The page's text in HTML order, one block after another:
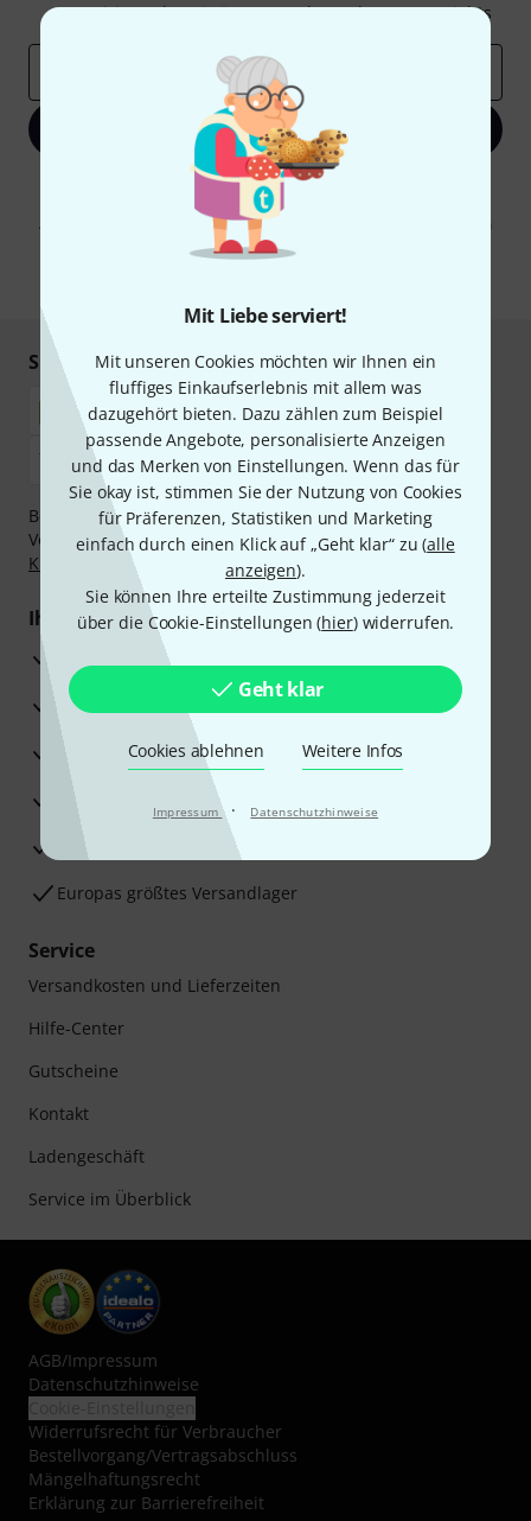
Mit Liebe serviert!
Mit unseren Cookies möchten wir Ihnen ein
fluffiges Einkaufserlebnis mit allem was
dazugehört bieten. Dazu zählen zum Beispiel
passende Angebote, personalisierte Anzeigen
und das Merken von Einstellungen. Wenn das für
Sie okay ist, stimmen Sie der Nutzung von Cookies
für Präferenzen, Statistiken und Marketing
einfach durch einen Klick auf „Geht klar“ zu (alle
anzeigen).
Sie können Ihre erteilte Zustimmung jederzeit
über die Cookie-Einstellungen (hier) widerrufen.
Geht klar
Cookies ablehnen Weitere Infos
Impressum · Datenschutzhinweise
Inspirierende Beiträge
Deals Thomann Insights
Jetzt anmelden
Mit Klick auf „Jetzt anmelden“ stimmen Sie dem Erhalt von E-Mail-
Werbung und einer Messung des E-Mail-Nutzungsverhaltens zu. Die
Abmeldung ist jederzeit möglich. Weitere Informationen finden Sie in
unseren Datenschutzhinweisen
Sicher einkaufen & bezahlen
Bezahlen Sie vertraulich und sicher per Nachnahme,
Vorkasse, PayPal, Amazon Pay,Klarna Sofort bezahlen
Klarna Ratenzahlung
oder Kreditkarte.
Ihre Vorteile
3 Jahre Thomann Garantie
30 Tage Money-Back-Garantie
Reparaturservice
Beratung durch Fachexperten
Zufriedenheitsgarantie
Europas größtes Versandlager
Service
Versandkosten und Lieferzeiten
Hilfe-Center
Gutscheine
Kontakt
Ladengeschäft
Service im Überblick
AGB/Impressum
Datenschutzhinweise
Widerrufsrecht für Verbraucher
Bestellvorgang/Vertragsabschluss
Mängelhaftungsrecht
Erklärung zur Barrierefreiheit